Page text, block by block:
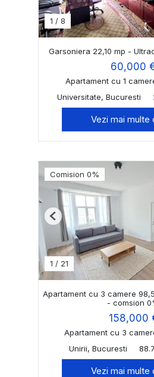
1 / 8
Garsoniera 22,10 mp -
60,000
Apartament cu 1
Universitate, Bucuresti
Vezi mai multe
Comision 0%
1 / 21
Previous
Apartament cu 3 camere
- comsion
158,000
Apartament cu 3
Unirii, Bucuresti
Vezi mai multe